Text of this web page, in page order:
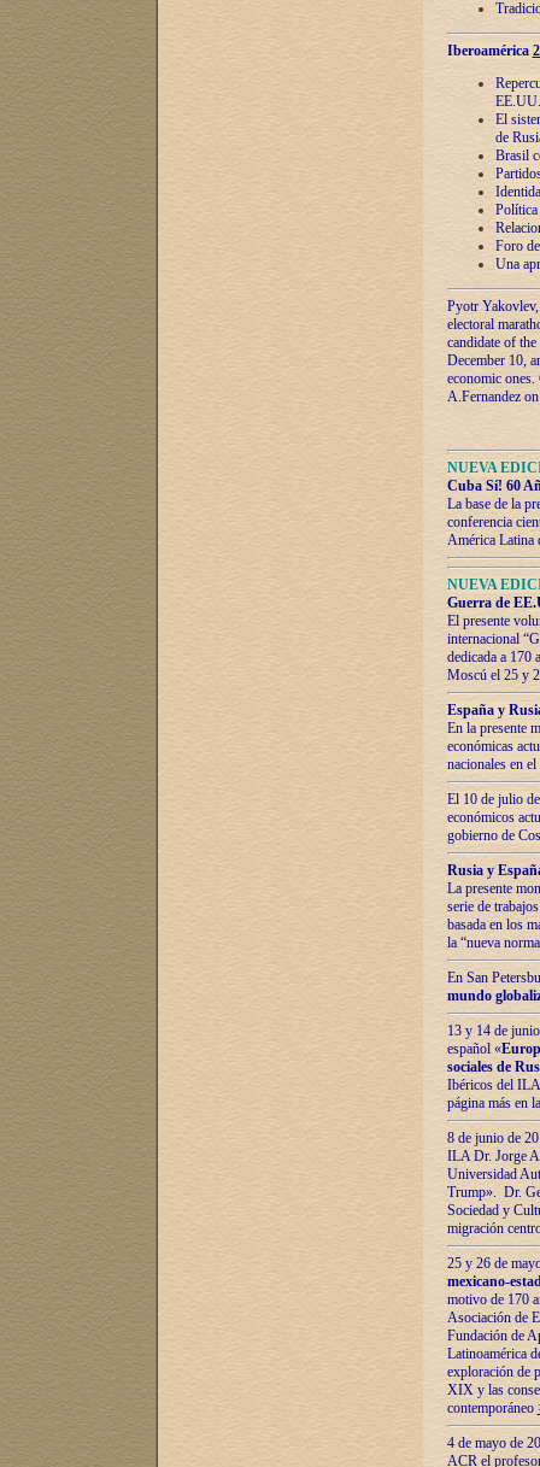
Iberoamérica
EE.UU.
El
de
Brasil
Política
Foro
Una
Pyotr
electoral
candidate of
December 10,
economic
A.Fernandez
NUEVA
Cuba Sí! 60
La base de la
conferencia
América Latina
NUEVA
Guerra de
El presente
internacional
dedicada a 170
Moscú el 25 y
España y
En la presente
económicas
nacionales en
El 10 de julio
económicos
gobierno de
Rusia y
La presente
serie de
basada en los
la “nueva
En San
mundo
13 y 14 de
español «
sociales de
Ibéricos del ILA
página más en
8 de junio de
ILA Dr. Jorge
Universidad
Trump». Dr.
Sociedad y
migración
25 y 26 de
mexicano-
motivo de 170
Asociación de
Fundación de
Latinoamérica
exploración de
XIX y las
contemporáneo
4 de mayo de
ACR el